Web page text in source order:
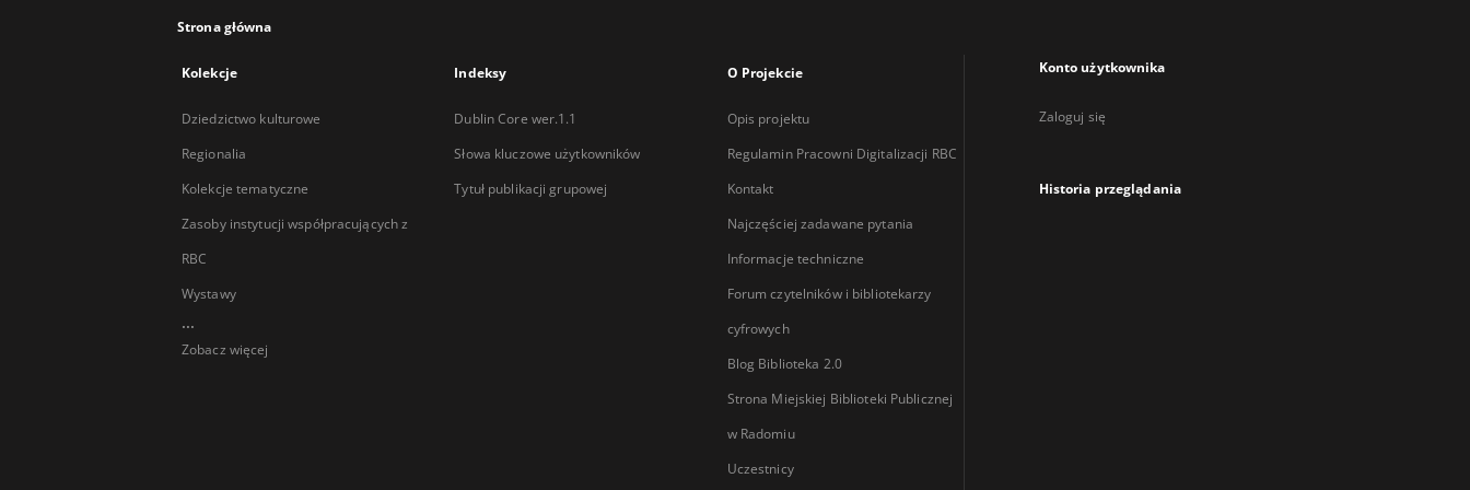
Strona główna
Kolekcje
Dziedzictwo kulturowe
Regionalia
Kolekcje tematyczne
Zasoby instytucji współpracujących z
RBC
Wystawy
...
Zobacz więcej
Indeksy
Dublin Core wer.1.1
Słowa kluczowe użytkowników
Tytuł publikacji grupowej
O Projekcie
Opis projektu
Regulamin Pracowni Digitalizacji RBC
Kontakt
Najczęściej zadawane pytania
Informacje techniczne
Forum czytelników i bibliotekarzy
cyfrowych
Blog Biblioteka 2.0
Strona Miejskiej Biblioteki Publicznej
w Radomiu
Uczestnicy
Konto użytkownika
Zaloguj się
Historia przeglądania